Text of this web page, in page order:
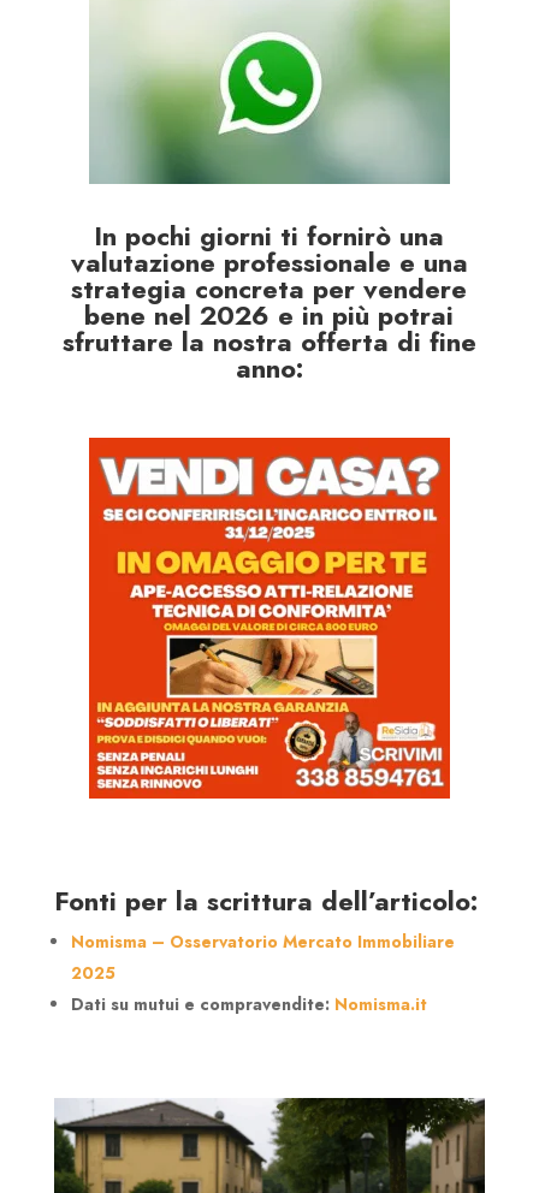
In pochi giorni ti fornirò una
valutazione professionale e una
strategia concreta per vendere
bene nel 2026 e in più potrai
sfruttare la nostra offerta di fine
anno:
Fonti per la scrittura dell’articolo:
Nomisma – Osservatorio Mercato Immobiliare
2025
Dati su mutui e compravendite: Nomisma.it